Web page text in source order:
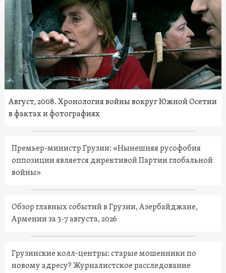
Август, 2008. Хронология войны вокруг Южной Осетии
в фактах и фотографиях
Премьер-министр Грузии: «Нынешняя русофобия
оппозиции является директивой Партии глобальной
войны»
Обзор главных событий в Грузии, Азербайджане,
Армении за 3-7 августа, 2026
Грузинские колл-центры: старые мошенники по
новому адресу? Журналистское расследование